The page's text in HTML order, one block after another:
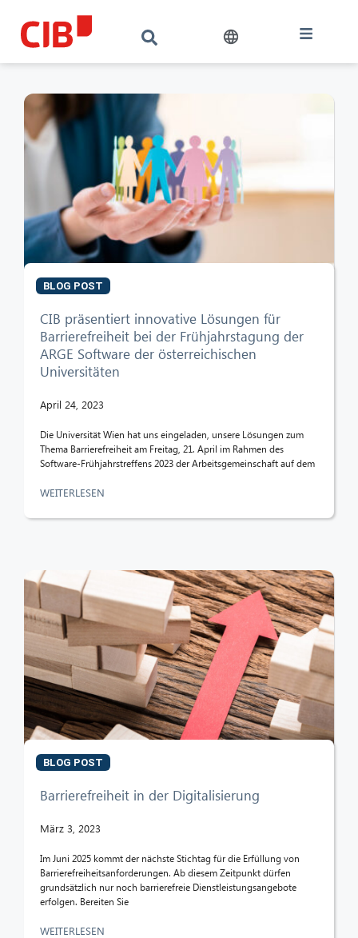
BLOG POST
CIB präsentiert innovative Lösungen für
Barrierefreiheit bei der Frühjahrstagung der
ARGE Software der österreichischen
Universitäten
April 24, 2023
Die Universität Wien hat uns eingeladen, unsere Lösungen zum
Thema Barrierefreiheit am Freitag, 21. April im Rahmen des
Software-Frühjahrstreffens 2023 der Arbeitsgemeinschaft auf dem
WEITERLESEN
BLOG POST
Barrierefreiheit in der Digitalisierung
März 3, 2023
Im Juni 2025 kommt der nächste Stichtag für die Erfüllung von
Barrierefreiheitsanforderungen. Ab diesem Zeitpunkt dürfen
grundsätzlich nur noch barrierefreie Dienstleistungsangebote
erfolgen. Bereiten Sie
WEITERLESEN